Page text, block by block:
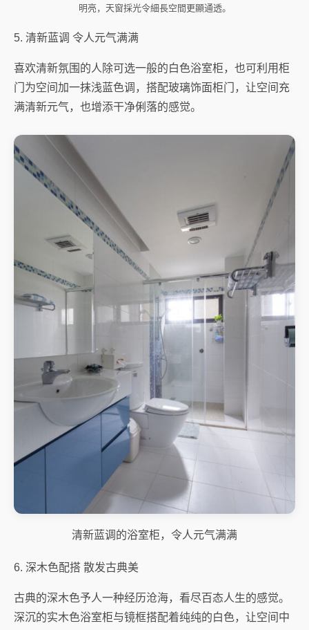
明亮，天窗採光令細長空間更顯通透。
5. 清新蓝调 令人元气满满
喜欢清新氛围的人除可选一般的白色浴室柜，也可利用柜
门为空间加一抹浅蓝色调，搭配玻璃饰面柜门，让空间充
满清新元气，也增添干净俐落的感觉。
清新蓝调的浴室柜，令人元气满满
6. 深木色配搭 散发古典美
古典的深木色予人一种经历沧海，看尽百态人生的感觉。
深沉的实木色浴室柜与镜框搭配着纯纯的白色，让空间中